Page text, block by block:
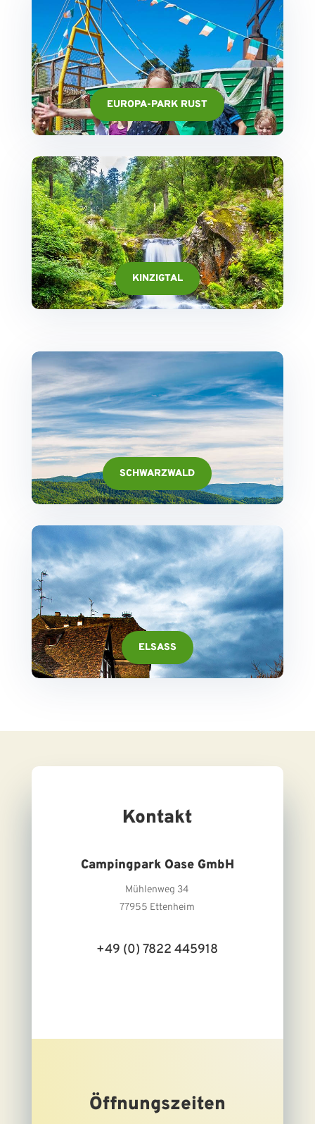
EUROPA-PARK RUST
KINZIGTAL
SCHWARZWALD
ELSASS
Kontakt
Campingpark Oase GmbH
Mühlenweg 34
77955 Ettenheim
+49 (0) 7822 445918
Öffnungszeiten